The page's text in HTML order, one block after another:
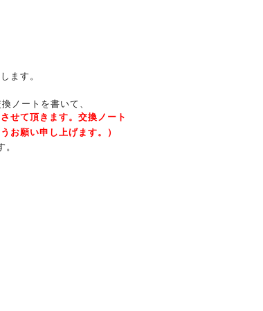
ます。
ノートを書いて、
せて頂きます。交換ノート
お願い申し上げます。）
。